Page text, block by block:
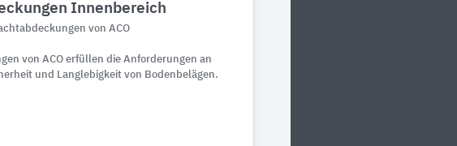
Innenbereich
von ACO
von ACO erfüllen die Anforderungen an
und Langlebigkeit von Bodenbelägen.